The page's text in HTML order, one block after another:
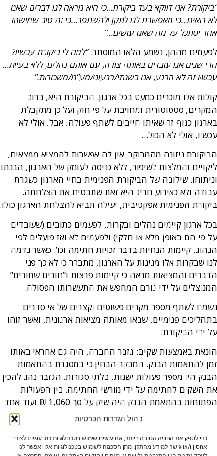
ניהול הגדרות הפרטיות
כדי לספק את החוויה הטובה ביותר, אנו עושים שימוש בטכנולוגיות כמו עוגיות לצורך
אחסון ו/או גישה למידע מהתקן. מתן הסכמה לשימוש בטכנולוגיות אלו יאפשר לנו
“ביקורת? אני דווקא בעד ביקורת…כי היא מראה לנו דברים שאנו
לא רואים…כי מאפשרת לנו לתקן ולהשתפר…כי זה טוב שמישהו
אחר יסתכל על מה שאנו עושים…”
לפעמים מההן, נשמע הלאו המוסתר:“למה לי ביקורת עכשיו?
הרי שנים אנו עובדים באותה צורה, עם אותם נהלים, ללא בעיות…
עכשיו זה לא הרגע, אנו בשנתי/רבעוני/מע”מ/משכורות.”
קולות אלו מוכרים כמעט בכל ארגון. הביקורת היא, ברוב
המקרים, סטטוטורית ומחויבת על פי חוק ועל כן מתקבלת
בארגון כגוף זר שאיתו חייבים לשתף פעולה, אבל, אולי לא
עכשיו, אולי לא הכול…
הביקורת ניזונה מהמבוקר. אין לה אפשרות להמציא ממצאים,
ליקויים והמלצות לשיפור, ללא כניסה לעומק של הארגון, הבנתו
וניתוחו. שילובה של הביקורת הפנימית בחיי הארגון כשגרת
עבודה ולא כאירוע חריג היא זאת שתבטיח את הצלחתה.
ביקורת הפנימית אפקטיבית, יעילה תביא להצלחת הארגון כולו.
בכל ארגון קיימים נהלים ובקרות, לפעמים כתובים (שעובדים
על פי הם באופן מלא או חלקי) ולפעמים לא ואז פועלים לפי
הנהוג, קיימות הנחיות בדבר זכויות חתימה וכו’. כאשר נדמה
לנו שבקרות אלו מגינות על הארגון, מתברר כי לא כך פני
הדברים והמציאות מראה כי קיימות פרצות ו”חורים שחורים”
המנוצלים על ידי גורם המחפש את התעשרותו הפסולה.
נשמח לשתף מספר מקרים פשוטים וקצרים של אי סדרים
בתהליכים פנימיים, שבאו מאותה מציאות ארגונית, ואשר זוהו
על ידי הביקורת:
הונאת באמצעות שקים: גזבר החברה, היה גם אחראי באותו
זמן להתאמות הבנק. המבקר הבחין כי במסגרת בהתאמות
הבנק היו מספר פעולות ישנות, בלתי סגורות. הגזבר נהג להכין
את השקים לחתימה על ידי מורשי החתימה. בין הפעולות
הפתוחות בהתאמת הבנק היה שיק על סך 1,060 ₪ ועוד אחד
על 11,060 ₪. מבירור שנערך בבנק התברר כי שיק זה אחרון
כשל: אי הפרדת תפקידים בין מטפל בתשלומים לספקים